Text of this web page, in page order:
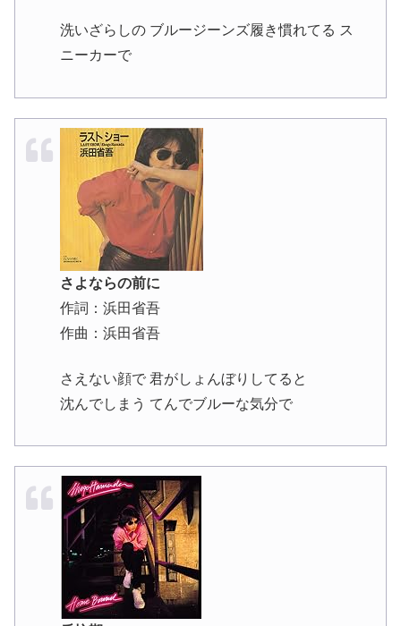
洗いざらしの ブルージーンズ履き慣れてる ス
ニーカーで
さよならの前に
作詞：浜田省吾
作曲：浜田省吾
さえない顔で 君がしょんぼりしてると
沈んでしまう てんでブルーな気分で